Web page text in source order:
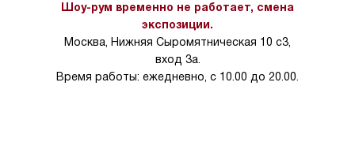
Шоу-рум временно не работает, смена
экспозиции.
Москва, Нижняя Сыромятническая 10 с3,
вход 3а.
Время работы: ежедневно, с 10.00 до 20.00.